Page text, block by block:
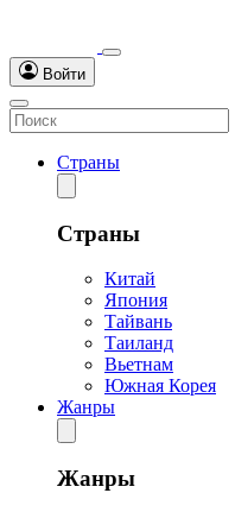
Войти
Страны
Страны
Китай
Япония
Тайвань
Таиланд
Вьетнам
Южная Корея
Жанры
Жанры